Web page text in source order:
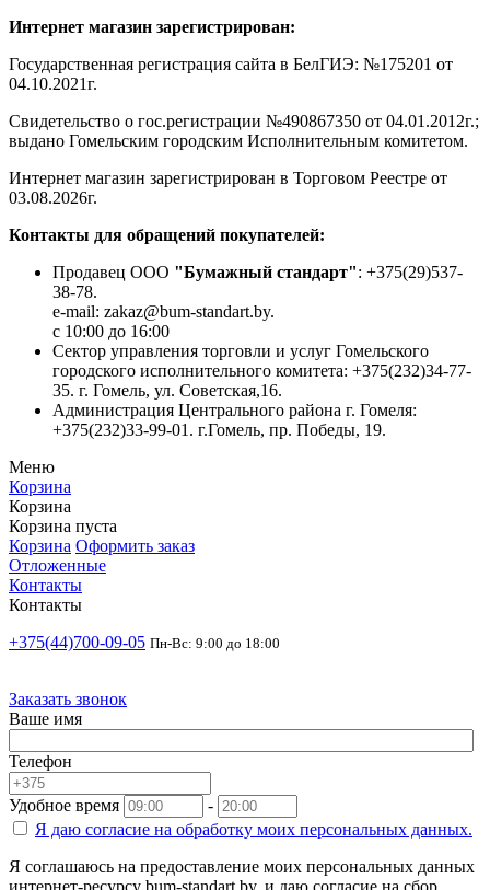
Интернет магазин зарегистрирован:
Государственная регистрация сайта в БелГИЭ: №175201 от
04.10.2021г.
Свидетельство о гос.регистрации №490867350 от 04.01.2012г.;
выдано Гомельским городским Исполнительным комитетом.
Интернет магазин зарегистрирован в Торговом Реестре от
03.08.2026г.
Контакты для обращений покупателей:
Продавец ООО "Бумажный стандарт": +375(29)537-
38-78.
e-mail: zakaz@bum-standart.by.
с 10:00 до 16:00
Сектор управления торговли и услуг Гомельского
городского исполнительного комитета: +375(232)34-77-
35. г. Гомель, ул. Советская,16.
Администрация Центрального района г. Гомеля:
+375(232)33-99-01. г.Гомель, пр. Победы, 19.
Меню
Корзина
Корзина
Корзина пуста
Корзина Оформить заказ
Отложенные
Контакты
Контакты
+375(44)700-09-05 Пн-Вс: 9:00 до 18:00
Заказать звонок
Ваше имя
Телефон
Удобное время
-
Я даю согласие на обработку моих персональных данных.
Я соглашаюсь на предоставление моих персональных данных
интернет-ресурсу bum-standart.by, и даю согласие на сбор,